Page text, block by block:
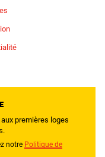
premières loges
notre Politique de